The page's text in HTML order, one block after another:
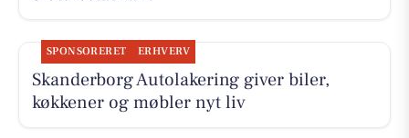
SPONSORERET ERHVERV
Skanderborg Autolakering giver biler,
køkkener og møbler nyt liv